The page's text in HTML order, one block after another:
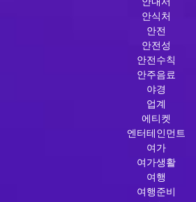
안식처
안전
안전성
안전수칙
안주음료
야경
업계
에티켓
엔터테인먼트
여가
여가생활
여행
여행준비